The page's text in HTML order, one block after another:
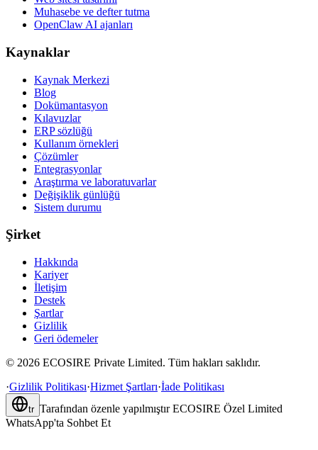
Muhasebe ve defter tutma
OpenClaw AI ajanları
Kaynaklar
Kaynak Merkezi
Blog
Dokümantasyon
Kılavuzlar
ERP sözlüğü
Kullanım örnekleri
Çözümler
Entegrasyonlar
Araştırma ve laboratuvarlar
Değişiklik günlüğü
Sistem durumu
Şirket
Hakkında
Kariyer
İletişim
Destek
Şartlar
Gizlilik
Geri ödemeler
© 2026 ECOSIRE Private Limited. Tüm hakları saklıdır.
·Gizlilik Politikası·Hizmet Şartları·İade Politikası
tr Tarafından özenle yapılmıştır ECOSIRE Özel Limited
WhatsApp'ta Sohbet Et